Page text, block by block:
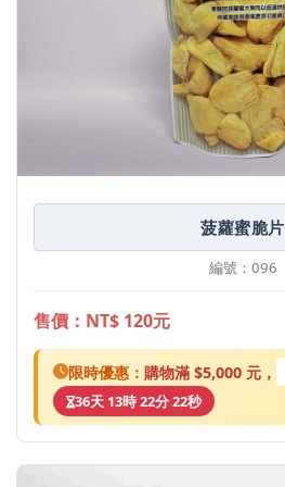
菠蘿蜜脆片
編號：096
售價：NT$ 120元
限時優惠： 購物滿 $5,000 元，
36天 13時 22分 22秒